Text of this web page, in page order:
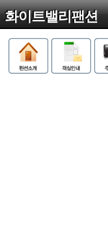
화이트밸리팬션